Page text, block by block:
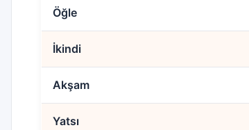
Öğle
İkindi
Akşam
Yatsı